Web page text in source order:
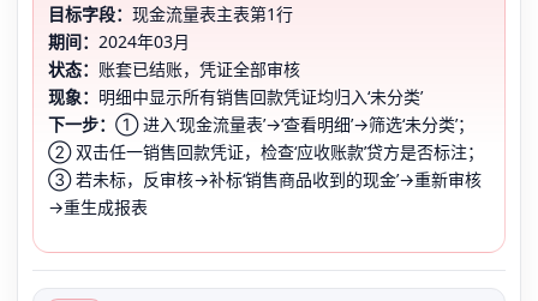
目标字段： 现金流量表主表第1行
期间： 2024年03月
状态： 账套已结账，凭证全部审核
现象： 明细中显示所有销售回款凭证均归入‘未分类’
下一步： ① 进入‘现金流量表’→‘查看明细’→筛选‘未分类’；
② 双击任一销售回款凭证，检查‘应收账款’贷方是否标注；
③ 若未标，反审核→补标‘销售商品收到的现金’→重新审核
→重生成报表